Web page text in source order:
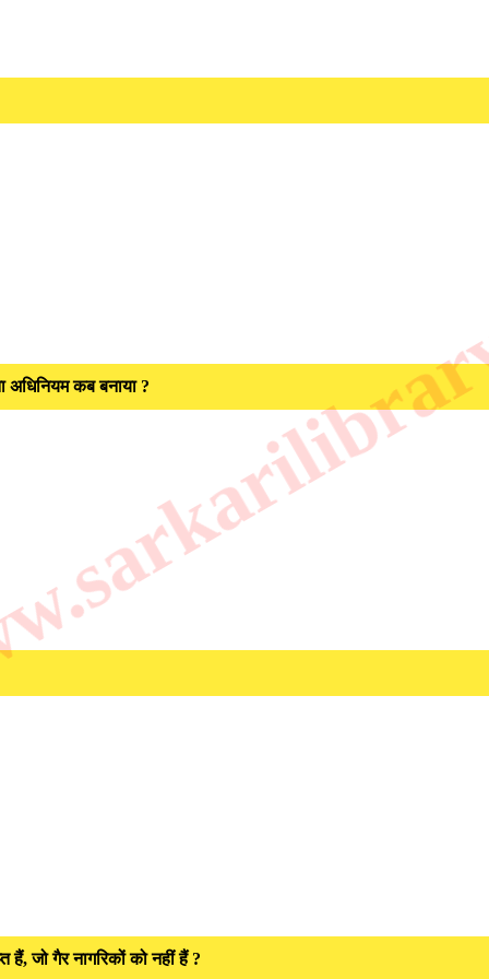
अधिनियम कब बनाया ?
हैं, जो गैर नागरिकों को नहीं हैं ?